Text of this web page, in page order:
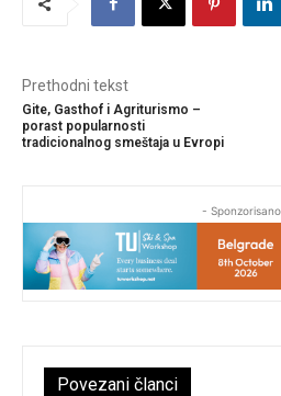
Prethodni tekst
Gite, Gasthof i Agriturismo –
porast popularnosti
tradicionalnog smeštaja u Evropi
-
Povezani članci